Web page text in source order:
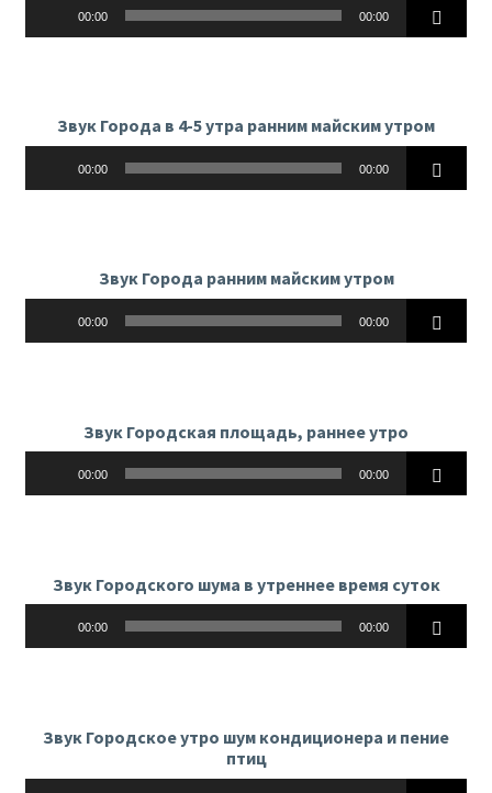
00:00 00:00
Звук Города в 4-5 утра ранним майским утром
00:00 00:00
Звук Города ранним майским утром
00:00 00:00
Звук Городская площадь, раннее утро
00:00 00:00
Звук Городского шума в утреннее время суток
00:00 00:00
Звук Городское утро шум кондиционера и пение
птиц